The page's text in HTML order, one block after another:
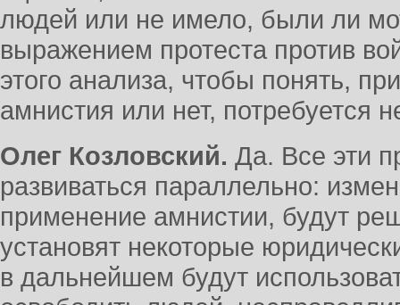
людей или не имело, были ли
выражением протеста против
этого анализа, чтобы понять,
амнистия или нет, потребуется
Олег Козловский. Да. Все эти
развиваться параллельно:
применение амнистии, будут
установят некоторые
в дальнейшем будут